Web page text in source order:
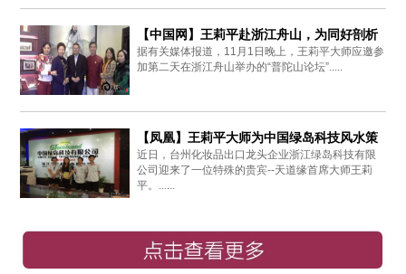
【中国网】王莉平赴浙江舟山，为同好剖析
周易思想
据有关媒体报道，11月1日晚上，王莉平大师应邀参
加第二天在浙江舟山举办的“普陀山论坛”.....
【凤凰】王莉平大师为中国绿岛科技风水策
划布局
近日，台州化妆品出口龙头企业浙江绿岛科技有限
公司迎来了一位特殊的贵宾--天道缘首席大师王莉
平。......